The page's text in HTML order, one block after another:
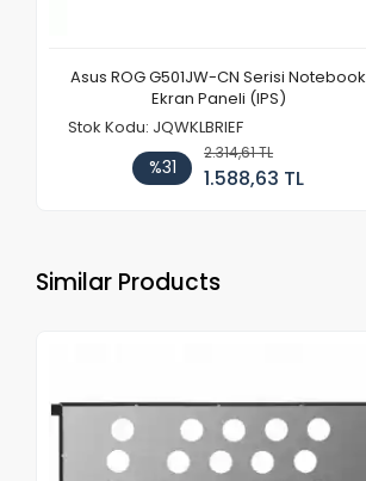
Asus ROG G501JW-CN Serisi Notebook
Ekran Paneli (IPS)
Stok Kodu: JQWKLBRIEF
%31
2.314,61 TL
1.588,63 TL
Similar Products